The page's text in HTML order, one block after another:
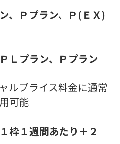
、Ｐプラン、Ｐ(ＥＸ)
ＰＬプラン、Ｐプラン
ルプライス料金に通常
可能
枠１週間あたり＋２